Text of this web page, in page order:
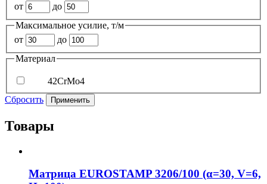
от
до
Максимальное усилие, т/м
от
до
Материал
42CrMo4
Сбросить
Применить
Товары
Матрица EUROSTAMP 3206/100 (α=30, V=6,